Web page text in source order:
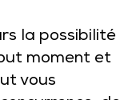
la possibilité
moment et
vous